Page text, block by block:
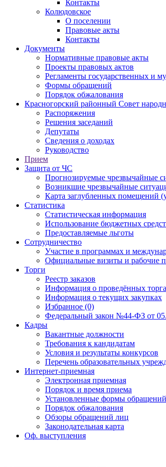
Контакты
Колюдовское
О поселении
Правовые акты
Контакты
Документы
Нормативные правовые акты
Проекты правовых актов
Регламенты государственных и
Формы обращений
Порядок обжалования
Красногорский районный Совет
Распоряжения
Решения заседаний
Депутаты
Сведения о доходах
Руководство
Прием
Защита от ЧС
Прогнозируемые чрезвычайные
Возникшие чрезвычайные
Карта заглубленных помещений
Статистика
Статистическая информация
Использование бюджетных
Предоставляемые льготы
Сотрудничество
Участие в программах и
Официальные визиты и рабочие
Торги
Реестр заказов
Информация о проведённых
Информация о текущих закупках
Избранное (0)
Федеральный закон №44-ФЗ от
Кадры
Вакантные должности
Требования к кандидатам
Условия и результаты конкурсов
Перечень образовательных
Интернет-приемная
Электронная приемная
Порядок и время приема
Установленные формы обращений
Порядок обжалования
Обзоры обращений лиц
Законодательная карта
Оф. выступления